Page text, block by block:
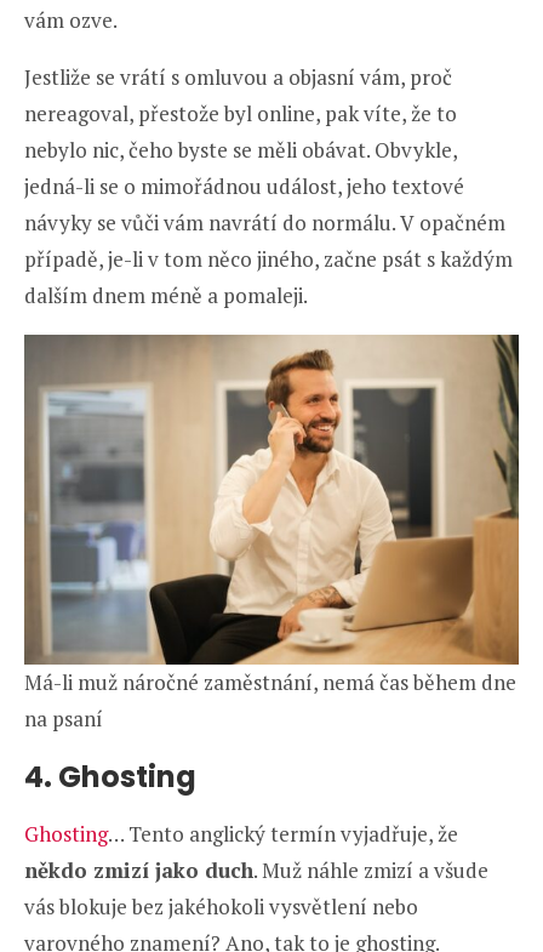
vám ozve.
Jestliže se vrátí s omluvou a objasní vám, proč
nereagoval, přestože byl online, pak víte, že to
nebylo nic, čeho byste se měli obávat. Obvykle,
jedná-li se o mimořádnou událost, jeho textové
návyky se vůči vám navrátí do normálu. V opačném
případě, je-li v tom něco jiného, začne psát s každým
dalším dnem méně a pomaleji.
Má-li muž náročné zaměstnání, nemá čas během dne
na psaní
4. Ghosting
Ghosting… Tento anglický termín vyjadřuje, že
někdo zmizí jako duch. Muž náhle zmizí a všude
vás blokuje bez jakéhokoli vysvětlení nebo
varovného znamení? Ano, tak to je ghosting.